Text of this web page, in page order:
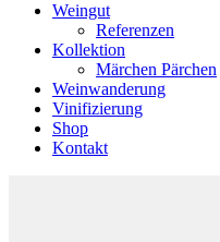
Weingut
Referenzen
Kollektion
Märchen Pärchen
Weinwanderung
Vinifizierung
Shop
Kontakt